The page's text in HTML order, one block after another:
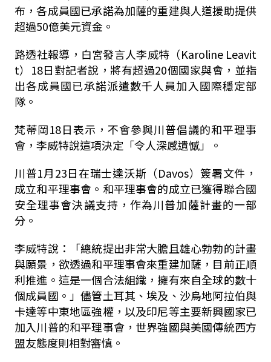
布，各成員國已承諾為加薩的重建與人道援助提供
超過50億美元資金。
路透社報導，白宮發言人李威特（Karoline Leavit
t）18日對記者說，將有超過20個國家與會，並指
出各成員國已承諾派遣數千人員加入國際穩定部
隊。
梵蒂岡18日表示，不會參與川普倡議的和平理事
會，李威特說這項決定「令人深感遺憾」。
川普1月23日在瑞士達沃斯（Davos）簽署文件，
成立和平理事會。和平理事會的成立已獲得聯合國
安全理事會決議支持，作為川普加薩計畫的一部
分。
李威特說：「總統提出非常大膽且雄心勃勃的計畫
與願景，欲透過和平理事會來重建加薩，目前正順
利推進。這是一個合法組織，擁有來自全球的數十
個成員國。」儘管土耳其、埃及、沙烏地阿拉伯與
卡達等中東地區強權，以及印尼等主要新興國家已
加入川普的和平理事會，世界強國與美國傳統西方
盟友態度則相對審慎。